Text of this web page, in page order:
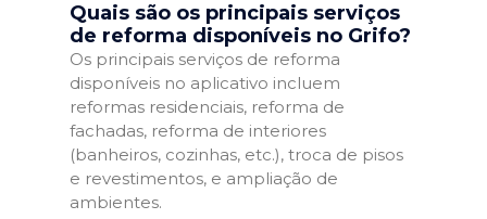
Quais são os principais serviços
de reforma disponíveis no Grifo?
Os principais serviços de reforma
disponíveis no aplicativo incluem
reformas residenciais, reforma de
fachadas, reforma de interiores
(banheiros, cozinhas, etc.), troca de pisos
e revestimentos, e ampliação de
ambientes.